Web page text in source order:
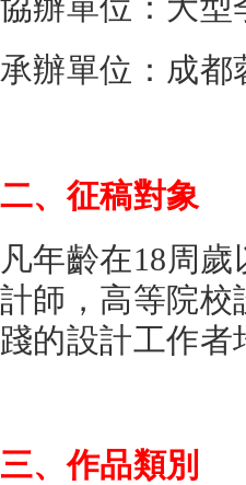
協辦單位：大型
承辦單位：成都
二、征稿對象
凡年齡在18周
計師，高等院校
踐的設計工作者
三、作品類別